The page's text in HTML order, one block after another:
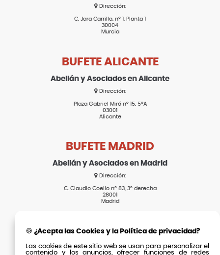
Dirección:
C. Jara Carrillo, nº 1, Planta 1
30004
Murcia
BUFETE ALICANTE
Abellán y Asociados en Alicante
Dirección:
Plaza Gabriel Miró nº 15, 5ºA
03001
Alicante
BUFETE MADRID
Abellán y Asociados en Madrid
Dirección:
C. Claudio Coello nº 83, 3º derecha
28001
Madrid
SECCIONES
Inicio
🍪 ¿Acepta las Cookies y la Política de privacidad?
Las cookies de este sitio web se usan para personalizar el
contenido y los anuncios, ofrecer funciones de redes